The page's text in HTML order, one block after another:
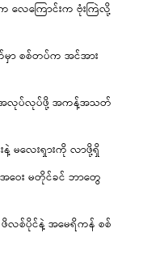
လေကြောင်းက ဗုံးကြဲလို့
မှာ စစ်တပ်က အင်အား
နဲ့ အလုပ်လုပ်ဖို့ အကန့်အသတ်
းနဲ့ မလေးရှားကို လာဖို့ရှိ
ဝေး မတိုင်ခင် ဘာတွေ
ဖိလစ်ပိုင်နဲ့ အမေရိကန် စစ်